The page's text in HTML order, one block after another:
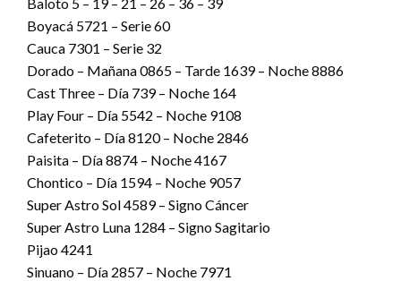
Boyacá 5721 – Serie 60
Cauca 7301 – Serie 32
Dorado – Mañana 0865 – Tarde 1639 – Noche 8886
Cast Three – Día 739 – Noche 164
Play Four – Día 5542 – Noche 9108
Cafeterito – Día 8120 – Noche 2846
Paisita – Día 8874 – Noche 4167
Chontico – Día 1594 – Noche 9057
Super Astro Sol 4589 – Signo Cáncer
Super Astro Luna 1284 – Signo Sagitario
Pijao 4241
Sinuano – Día 2857 – Noche 7971